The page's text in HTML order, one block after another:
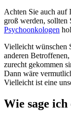
Achten Sie auch auf
groß werden, sollten
Psychoonkologen
Vielleicht wünschen
anderen
zurecht gekommen
Dann wäre
Vielleicht ist eine
Wie sage